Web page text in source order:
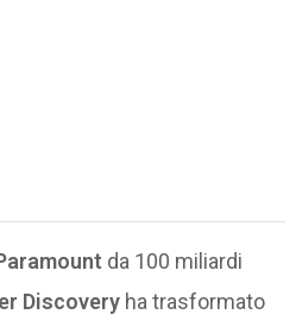
da 100 miliardi
Discovery ha trasformato